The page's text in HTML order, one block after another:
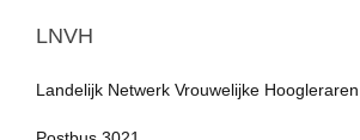
LNVH
Landelijk Netwerk Vrouwelijke Hoogleraren